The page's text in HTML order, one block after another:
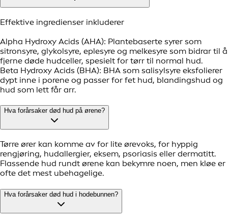
Effektive ingredienser inkluderer
Alpha Hydroxy Acids (AHA): Plantebaserte syrer som
sitronsyre, glykolsyre, eplesyre og melkesyre som bidrar til å
fjerne døde hudceller, spesielt for tørr til normal hud.
Beta Hydroxy Acids (BHA): BHA som salisylsyre eksfolierer
dypt inne i porene og passer for fet hud, blandingshud og
hud som lett får arr.
Hva forårsaker død hud på ørene?
Tørre ører kan komme av for lite ørevoks, for hyppig
rengjøring, hudallergier, eksem, psoriasis eller dermatitt.
Flassende hud rundt ørene kan bekymre noen, men kløe er
ofte det mest ubehagelige.
Hva forårsaker død hud i hodebunnen?